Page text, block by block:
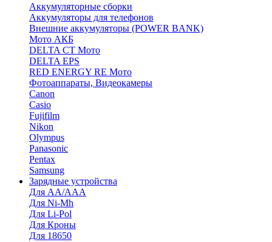
Аккумуляторные сборки
Аккумуляторы для телефонов
Внешние аккумуляторы (POWER BANK)
Мото АКБ
DELTA CT Мото
DELTA EPS
RED ENERGY RE Мото
Фотоаппараты, Видеокамеры
Canon
Casio
Fujifilm
Nikon
Olympus
Panasonic
Pentax
Samsung
Зарядные устройства
Для AA/AAA
Для Ni-Mh
Для Li-Pol
Для Кроны
Для 18650